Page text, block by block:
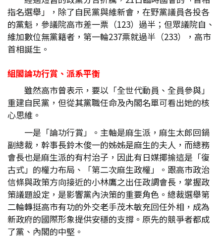
指名選舉」，除了自民黨與維新會，在野黨議員各投各
的黨魁，參議院高市差一票（123）過半；但眾議院自、
維加數位無黨籍者，第一輪237票就過半（233），高市
首相誕生。
組閣論功行賞、派系平衡
雖然高市曾表示，要以「全世代動員、全員參與」
重建自民黨，但從其黨職任命及內閣名單可看出她的核
心思維。
一是「論功行賞」。主軸是麻生派，麻生太郎回鍋
副總裁，幹事長鈴木俊一的姊姊是麻生的夫人，而總務
會長也是麻生派的有村治子，因此有日媒揶揄這是「復
古式」的權力布局、「第二次麻生政權」。跟高市政治
信條與政策方向接近的小林鷹之出任政調會長，掌握政
策議題設定，是影響黨內決策的重要角色。總裁選舉第
二輪轉挺高市有功的外交老手茂木敏充回任外相，成為
新政府的國際形象提供安穩的支撐。原先的競爭者都成
了黨、內閣的中堅。